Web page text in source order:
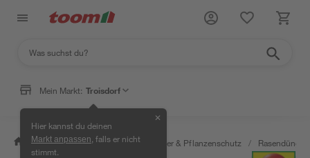
Mein Markt: Troisdorf
Hier kannst du deinen
Markt anpassen , falls er nicht
stimmt.
✕
/ Garten & Freizeit / Erden, Dünger & Pflanzenschutz /
Rasendünger